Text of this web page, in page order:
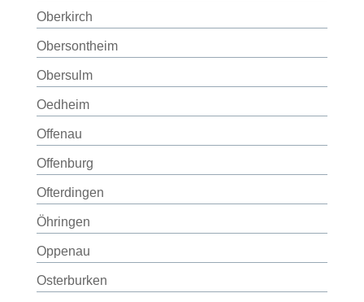
Oberkirch
Obersontheim
Obersulm
Oedheim
Offenau
Offenburg
Ofterdingen
Öhringen
Oppenau
Osterburken